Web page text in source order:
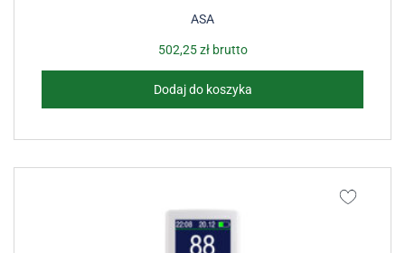
ASA
502,25złbrutto
Dodaj do koszyka